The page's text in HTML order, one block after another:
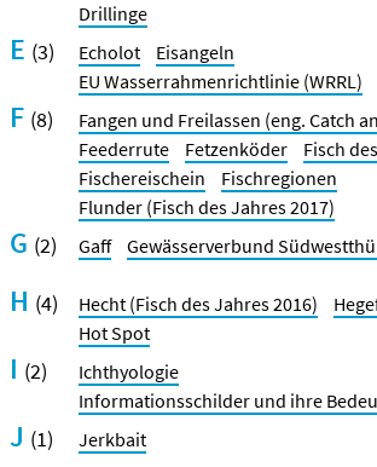
Drillinge
E (3) Echolot
Eisangeln
EU Wasserrahmenrichtlinie (WRRL)
F (8)
Fangen und Freilassen (eng. Catch
Feederrute
Fetzenköder Fisch
Fischereischein
Fischregionen
Flunder (Fisch des Jahres 2017)
G (2) Gaff Gewässerverbund
H (4) Hecht (Fisch des Jahres 2016)
Hot Spot
I (2)
Ichthyologie
Informationsschilder und ihre
J (1) Jerkbait